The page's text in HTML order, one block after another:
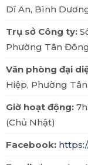
Dĩ An, Bình
Trụ sở Công ty:
Phường Tân
Văn phòng đại
Hiệp, Phường
Giờ hoạt động:
(Chủ Nhật)
Facebook: